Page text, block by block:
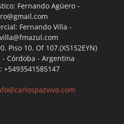
Fernando Agüero -
Fernando Villa -
Piso 10. Of 107.(X5152EYN)
- Córdoba - Argentina
+5493541585147